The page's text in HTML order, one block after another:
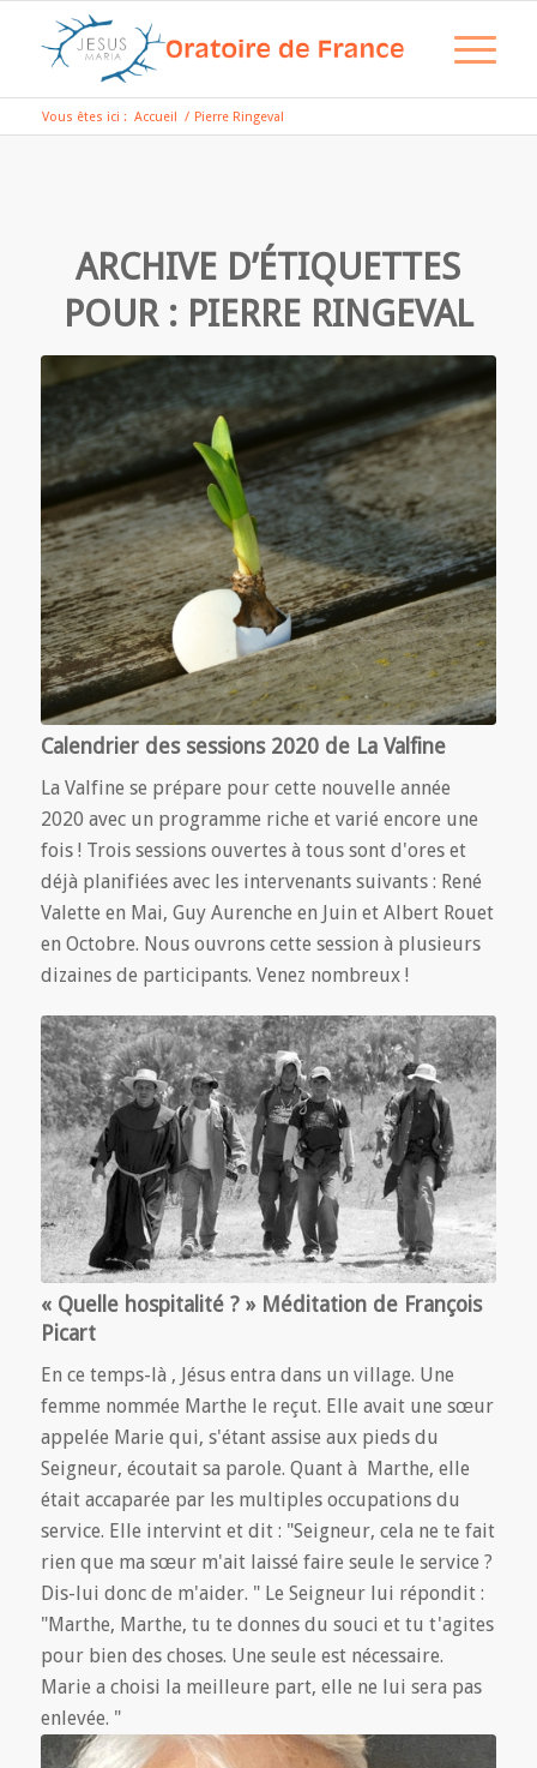
Vous êtes ici : Accueil / Pierre Ringeval
ARCHIVE D’ÉTIQUETTES
POUR : PIERRE RINGEVAL
Calendrier des sessions 2020 de La Valfine
La Valfine se prépare pour cette nouvelle année
2020 avec un programme riche et varié encore une
fois ! Trois sessions ouvertes à tous sont d'ores et
déjà planifiées avec les intervenants suivants : René
Valette en Mai, Guy Aurenche en Juin et Albert Rouet
en Octobre. Nous ouvrons cette session à plusieurs
dizaines de participants. Venez nombreux !
« Quelle hospitalité ? » Méditation de François
Picart
En ce temps-là , Jésus entra dans un village. Une
femme nommée Marthe le reçut. Elle avait une sœur
appelée Marie qui, s'étant assise aux pieds du
Seigneur, écoutait sa parole. Quant à Marthe, elle
était accaparée par les multiples occupations du
service. Elle intervint et dit : "Seigneur, cela ne te fait
rien que ma sœur m'ait laissé faire seule le service ?
Dis-lui donc de m'aider. " Le Seigneur lui répondit :
"Marthe, Marthe, tu te donnes du souci et tu t'agites
pour bien des choses. Une seule est nécessaire.
Marie a choisi la meilleure part, elle ne lui sera pas
enlevée. "